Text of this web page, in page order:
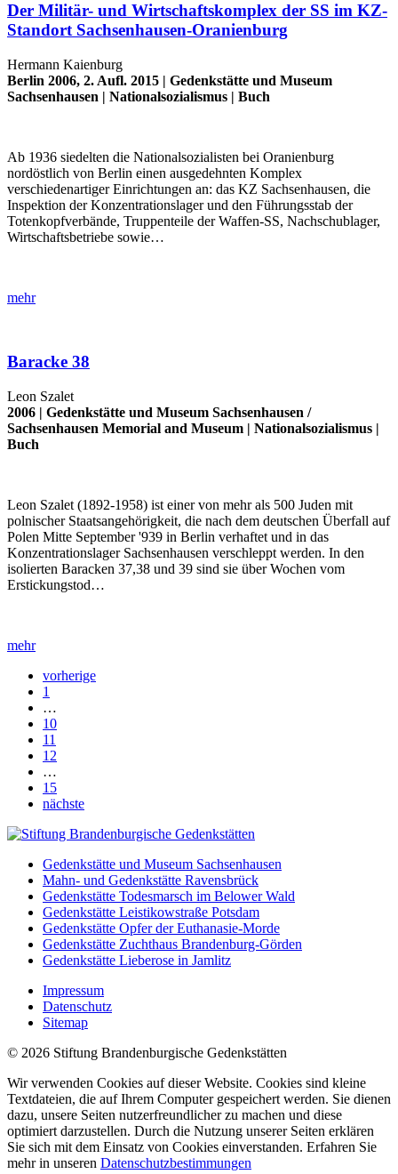
Der Militär- und Wirtschaftskomplex der SS im KZ-
Standort Sachsenhausen-Oranienburg
Hermann Kaienburg
Berlin 2006, 2. Aufl. 2015 | Gedenkstätte und Museum
Sachsenhausen | Nationalsozialismus | Buch
Ab 1936 siedelten die Nationalsozialisten bei Oranienburg
nordöstlich von Berlin einen ausgedehnten Komplex
verschiedenartiger Einrichtungen an: das KZ Sachsenhausen, die
Inspektion der Konzentrationslager und den Führungsstab der
Totenkopfverbände, Truppenteile der Waffen-SS, Nachschublager,
Wirtschaftsbetriebe sowie…
mehr
Baracke 38
Leon Szalet
2006 | Gedenkstätte und Museum Sachsenhausen /
Sachsenhausen Memorial and Museum | Nationalsozialismus |
Buch
Leon Szalet (1892-1958) ist einer von mehr als 500 Juden mit
polnischer Staatsangehörigkeit, die nach dem deutschen Überfall auf
Polen Mitte September '939 in Berlin verhaftet und in das
Konzentrationslager Sachsenhausen verschleppt werden. In den
isolierten Baracken 37,38 und 39 sind sie über Wochen vom
Erstickungstod…
mehr
vorherige
1
…
10
11
12
…
15
nächste
Gedenkstätte und Museum Sachsenhausen
Mahn- und Gedenkstätte Ravensbrück
Gedenkstätte Todesmarsch im Belower Wald
Gedenkstätte Leistikowstraße Potsdam
Gedenkstätte Opfer der Euthanasie-Morde
Gedenkstätte Zuchthaus Brandenburg-Görden
Gedenkstätte Lieberose in Jamlitz
Impressum
Datenschutz
Sitemap
© 2026 Stiftung Brandenburgische Gedenkstätten
Wir verwenden Cookies auf dieser Website. Cookies sind kleine
Textdateien, die auf Ihrem Computer gespeichert werden. Sie dienen
dazu, unsere Seiten nutzerfreundlicher zu machen und diese
optimiert darzustellen. Durch die Nutzung unserer Seiten erklären
Sie sich mit dem Einsatz von Cookies einverstanden. Erfahren Sie
mehr in unseren Datenschutzbestimmungen